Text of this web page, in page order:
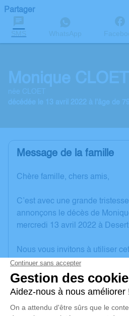
Partager
SMS WhatsApp
Monique CLOET
née CLOET
décédée le 13 avril 2022 à l'âge de
Message de la famille
Chère famille, chers amis,
C’est avec une grande
annonçons le décès de
mercredi 13 avril 2022 à
Nous vous invitons à utiliser
vos condoléances, partager
une anecdote ou exprimer vos
poèmes ou des textes. Cet
d'expression dédié à honorer
CLOET.